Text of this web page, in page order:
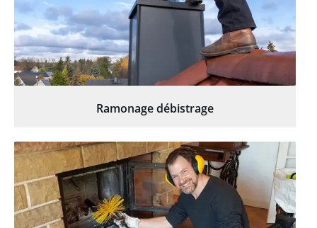
Ramonage débistrage